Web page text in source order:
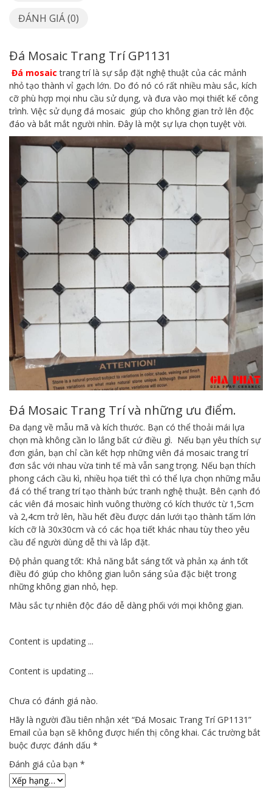
ĐÁNH GIÁ (0)
Đá Mosaic Trang Trí GP1131
Đá mosaic trang trí là sự sắp đặt nghệ thuật của các mảnh
nhỏ tạo thành vỉ gạch lớn. Do đó nó có rất nhiều màu sắc, kích
cỡ phù hợp mọi nhu cầu sử dụng, và đưa vào mọi thiết kế công
trình. Việc sử dụng đá mosaic giúp cho không gian trở lên độc
đáo và bắt mắt người nhìn. Đây là một sự lựa chọn tuyệt vời.
Đá Mosaic Trang Trí và những ưu điểm.
Đa dạng về mẫu mã và kích thước. Bạn có thể thoải mái lựa
chọn mà không cần lo lắng bất cứ điều gì. Nếu bạn yêu thích sự
đơn giản, bạn chỉ cần kết hợp những viên đá mosaic trang trí
đơn sắc với nhau vừa tinh tế mà vẫn sang trọng. Nếu bạn thích
phong cách cầu kì, nhiều họa tiết thì có thể lựa chọn những mẫu
đá có thể trang trí tạo thành bức tranh nghệ thuật. Bên cạnh đó
các viên đá mosaic hình vuông thường có kích thước từ 1,5cm
và 2,4cm trở lên, hầu hết đều được dán lưới tạo thành tấm lớn
kích cỡ là 30x30cm và có các họa tiết khác nhau tùy theo yêu
cầu để người dùng dễ thi và lắp đặt.
Độ phản quang tốt: Khả năng bắt sáng tốt và phản xạ ánh tốt
điều đó giúp cho không gian luôn sáng sủa đặc biệt trong
những không gian nhỏ, hẹp.
Màu sắc tự nhiên độc đáo dễ dàng phối với mọi không gian.
Content is updating ...
Content is updating ...
Chưa có đánh giá nào.
Hãy là người đầu tiên nhận xét “Đá Mosaic Trang Trí GP1131”
Email của bạn sẽ không được hiển thị công khai. Các trường bắt
buộc được đánh dấu *
Đánh giá của bạn *